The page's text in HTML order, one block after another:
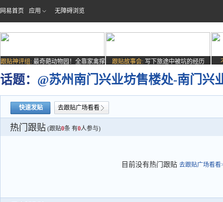
网易首页 应用 无障碍浏览
跟贴神评组: 最奇葩动物园！全靠家禽撑
场子
跟贴故事会: 写下旅途中被坑的经历
话题： @苏州南门兴业坊售楼处-南门兴
快速发贴 去跟贴广场看看
热门跟贴 (跟贴0条 有0人参与)
目前没有热门跟贴 去跟贴广场看看